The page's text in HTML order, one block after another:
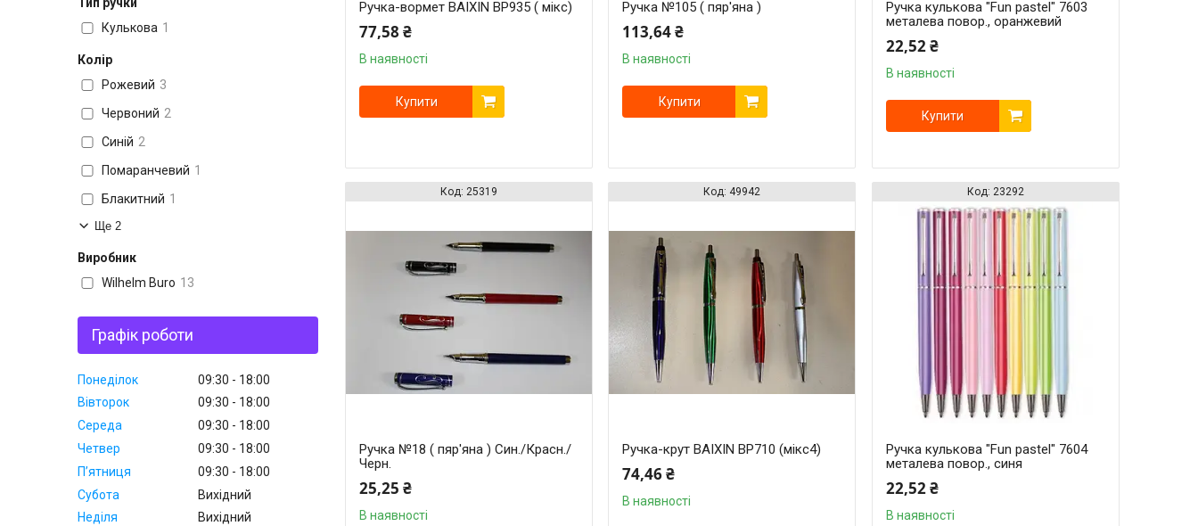
Ручка-вормет BAIXIN BP935 ( мікс)
77,58 ₴
В наявності
Купити
Ручка №105 ( пяр'яна )
113,64 ₴
В наявності
Купити
Ручка кулькова "Fun pastel" 7603
металева повор., оранжевий
22,52 ₴
В наявності
Купити
25319
Ручка №18 ( пяр'яна ) Син./Красн./
Черн.
25,25 ₴
В наявності
49942
Ручка-крут BAIXIN BP710 (мікс4)
74,46 ₴
В наявності
23292
Ручка кулькова "Fun pastel" 7604
металева повор., синя
22,52 ₴
В наявності
Кулькова 1
Колір
Рожевий 3
Червоний 2
Синій 2
Помаранчевий 1
Блакитний 1
Ще 2
Виробник
Wilhelm Buro 13
Графік роботи
Понеділок 09:30
18:00
Вівторок
09:30
18:00
Середа
09:30
18:00
Четвер
09:30
18:00
Пʼятниця
09:30
18:00
Субота
Вихідний
Неділя
Вихідний